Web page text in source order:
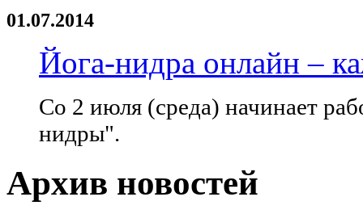
01.07.2014
Йога-нидра онлайн –
Со 2 июля (среда) начинает
нидры".
Архив новостей